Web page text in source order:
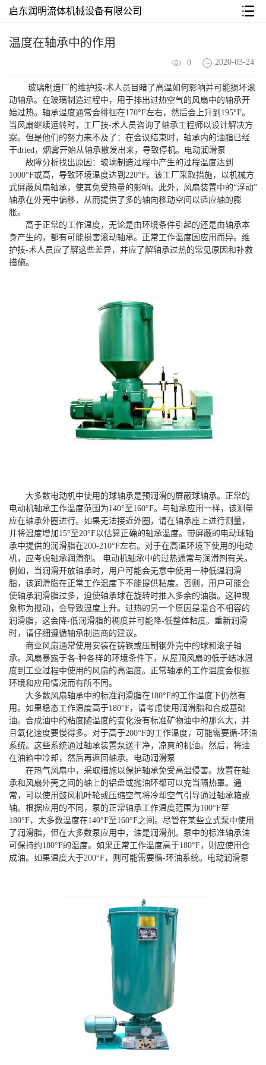
启东润明流体机械设备有限公司
温度在轴承中的作用
0 2020-03-24
玻璃制造厂的维护技-术人员目睹了高温如何影响并可能损坏滚
动轴承。在玻璃制造过程中，用于排出过热空气的风扇中的轴承开
始过热。轴承温度通常会徘徊在170°F左右，然后会上升到195°F。
当风扇继续运转时，工厂技-术人员咨询了轴承工程师以设计解决方
案。但是他们的努力来不及了：在会议结束时，轴承内的油脂已经
干dried，烟雾开始从轴承散发出来，导致停机。电动润滑泵
故障分析找出原因：玻璃制造过程中产生的过程温度达到
1000°F或高，导致环境温度达到220°F。该工厂采取措施，以机械方
式屏蔽风扇轴承，使其免受热量的影响。此外，风扇装置中的“浮动”
轴承在外壳中偏移，从而提供了多的轴向移动空间以适应轴的膨
胀。
高于正常的工作温度，无论是由环境条件引起的还是由轴承本
身产生的，都有可能损害滚动轴承。正常工作温度因应用而异。维
护技-术人员应了解这些差异，并应了解轴承过热的常见原因和补救
措施。
大多数电动机中使用的球轴承是预润滑的屏蔽球轴承。正常的
电动机轴承工作温度范围为140°至160°F。与轴承应用一样，该测量
应在轴承外圈进行。如果无法接近外圈，请在轴承座上进行测量，
并将温度增加15°至20°F以估算正确的轴承温度。带屏蔽的电动球轴
承中提供的润滑脂在200-210°F左右。对于在高温环境下使用的电动
机，应考虑轴承润滑剂。 电动机轴承中的过热通常与润滑剂有关。
例如，当润滑开放轴承时，用户可能会无意中使用一种低温润滑
脂，该润滑脂在正常工作温度下不能提供粘度。否则，用户可能会
使轴承润滑脂过多，迫使轴承球在旋转时推入多余的油脂。这种现
象称为搅动，会导致温度上升。过热的另一个原因是混合不相容的
润滑脂，这会降-低润滑脂的稠度并可能降-低整体粘度。重新润滑
时，请仔细遵循轴承制造商的建议。
商业风扇通常使用安装在铸铁或压制钢外壳中的球和滚子轴
承。风扇暴露于各-种各样的环境条件下，从屋顶风扇的低于结冰温
度到工业过程中使用的风扇的高温度。正常轴承的工作温度会根据
环境和应用情况而有所不同。
大多数风扇轴承中的标准润滑脂在180°F的工作温度下仍然有
用。如果稳态工作温度高于180°F，请考虑使用润滑脂和合成基础
油。合成油中的粘度随温度的变化没有标准矿物油中的那么大，并
且氧化速度要慢得多。对于高于200°F的工作温度，可能需要循-环油
系统。这些系统通过轴承装置泵送干净，凉爽的机油。然后，将油
在油箱中冷却，然后再返回轴承。电动润滑泵
在热气风扇中，采取措施以保护轴承免受高温侵害。放置在轴
承和风扇外壳之间的轴上的铝盘或抛油环都可以充当隔热罩。通
常，可以使用鼓风机叶轮或压缩空气将冷却空气引导通过轴承箱或
轴。根据应用的不同，泵的正常轴承工作温度范围为100°F至
180°F，大多数温度在140°F至160°F之间。尽管在某些立式泵中使用
了润滑脂，但在大多数泵应用中，油是润滑剂。泵中的标准轴承油
可保持约180°F的温度。如果正常工作温度高于180°F，则应使用合
成油。如果温度大于200°F，则可能需要循-环油系统。电动润滑泵